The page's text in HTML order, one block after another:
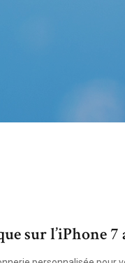
sur l’iPhone 7